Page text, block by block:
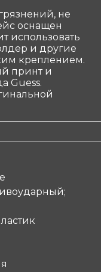
не
оснащен
использовать
и другие
креплением.
принт и
Guess.